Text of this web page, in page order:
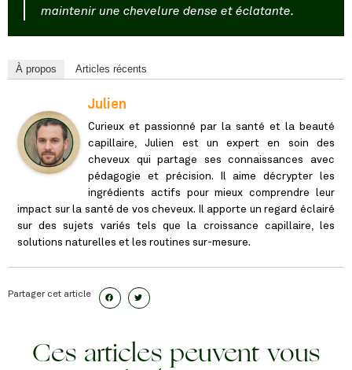
maintenir une chevelure dense et éclatante.
À propos Articles récents
Julien
Curieux et passionné par la santé et la beauté
capillaire, Julien est un expert en soin des
cheveux qui partage ses connaissances avec
pédagogie et précision. Il aime décrypter les
ingrédients actifs pour mieux comprendre leur
impact sur la santé de vos cheveux. Il apporte un regard éclairé
sur des sujets variés tels que la croissance capillaire, les
solutions naturelles et les routines sur-mesure.
Partager cet article
Ces articles peuvent vous